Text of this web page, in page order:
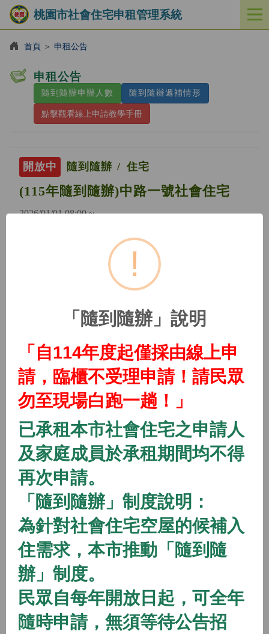
桃園市社會住宅申租管理系統
開
啟
首頁 ＞ 申租公告
申租公告
隨到隨辦申辦人數 隨到隨辦遞補情形
點擊觀看線上申請教學手冊
開放中 隨到隨辦 住宅
(115年隨到隨辦)中路一號社會住宅
2026/01/01 08:00 ~
隨到隨辦 住宅
(115年隨到隨辦)中路二號社會住宅
(115年隨到隨辦)中路三號社會住宅
2026/01/01 08:00 ~
(115年隨到隨辦)中路四號社會住宅
2026/01/01 08:00 ~
開放中 隨到隨辦 住宅
(115年隨到隨辦)八德一號社會住宅
2026/01/01 08:00 ~
開放中 隨到隨辦
(115年隨到隨辦)八德二號社會住宅
2026/01/01 08:00 ~
!
「隨到隨辦」說明
「自114年度起僅採由線上申
請，臨櫃不受理申請！請民眾
勿至現場白跑一趟！」
已承租本市社會住宅之申請人
及家庭成員於承租期間均不得
再次申請。
「隨到隨辦」制度說明：
為針對社會住宅空屋的候補入
住需求，本市推動「隨到隨
辦」制度。
民眾自每年開放日起，可全年
隨時申請，無須等待公告招